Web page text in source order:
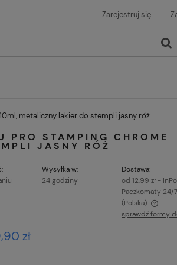
Zarejestruj się
metaliczny lakier do stempli jasny róż
STAMPING CHROME
JASNY RÓŻ
Wysyłka w:
24 godziny
Dostawa:
od 12,99 zł -
Paczkomaty 24/7
(Polska)
sprawdź formy
zł